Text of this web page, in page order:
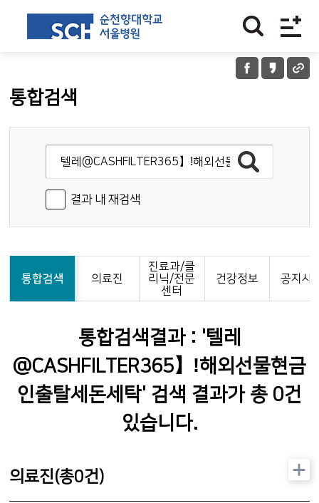
통합검색
결과 내 재검색
통합검색 의료진
진료과/클
리닉/전문
센터
건강정보 공지사
통합검색결과 : '텔레
@CASHFILTER365】ǃ해외선물현금
인출탈세돈세탁' 검색 결과가 총 0건
있습니다.
의료진(총0건)